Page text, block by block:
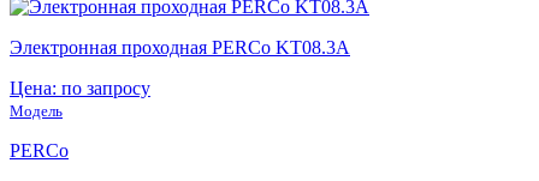
Электронная проходная PERCo KT08.3A
Цена: по запросу
Модель
PERCo